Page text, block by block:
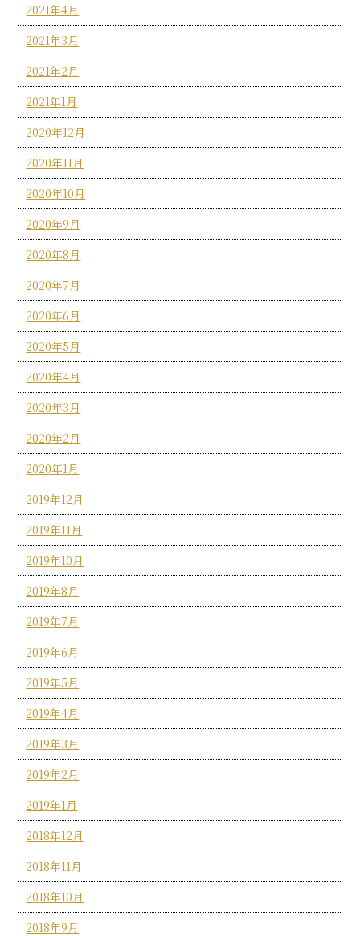
2021年4月
2021年3月
2021年2月
2021年1月
2020年12月
2020年11月
2020年10月
2020年9月
2020年8月
2020年7月
2020年6月
2020年5月
2020年4月
2020年3月
2020年2月
2020年1月
2019年12月
2019年11月
2019年10月
2019年8月
2019年7月
2019年6月
2019年5月
2019年4月
2019年3月
2019年2月
2019年1月
2018年12月
2018年11月
2018年10月
2018年9月